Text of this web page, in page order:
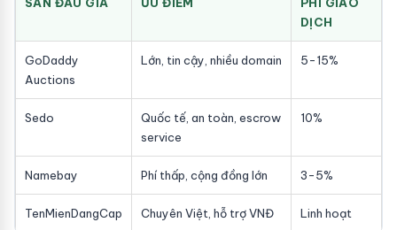
DỊCH
GoDaddy
Auctions
Lớn, tin cậy, nhiều domain 5-15%
Sedo
Quốc tế, an toàn, escrow
service
10%
Namebay Phí thấp, cộng đồng lớn 3-5%
TenMienDangCap Chuyên Việt, hỗ trợ VNĐ Linh hoạt